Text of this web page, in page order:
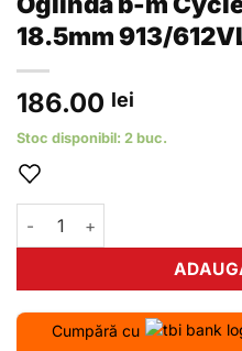
18.5mm 913/
186.00 lei
Stoc disponibil: 2 buc.
Cantitate Oglinda b-m Cycle
Cumpără cu